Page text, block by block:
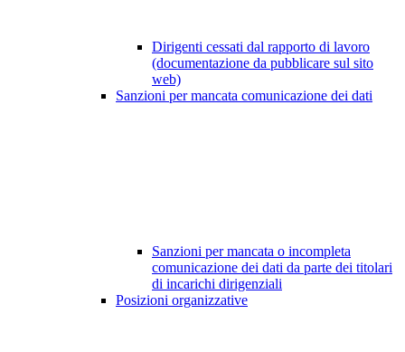
Dirigenti cessati dal rapporto di lavoro
(documentazione da pubblicare sul sito
web)
Sanzioni per mancata comunicazione dei dati
Sanzioni per mancata o incompleta
comunicazione dei dati da parte dei titolari
di incarichi dirigenziali
Posizioni organizzative